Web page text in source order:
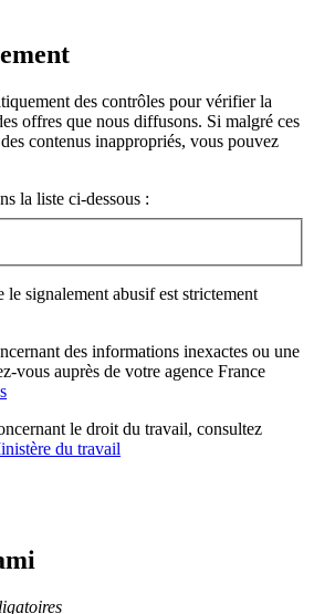
des contrôles pour vérifier la
offres que nous diffusons. Si malgré ces
contenus inappropriés, vous pouvez
la liste ci-dessous :
le signalement abusif est strictement
des informations inexactes ou une
vous auprès de votre agence France
le droit du travail, consultez
du travail